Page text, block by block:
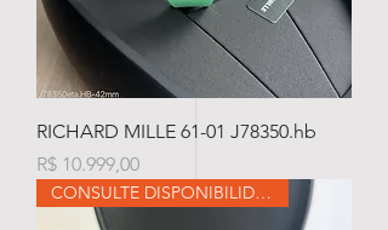
RICHARD MILLE 61-01 J78350.hb
Preço
R$ 10.999,00
CONSULTE DISPONIBILIDADE